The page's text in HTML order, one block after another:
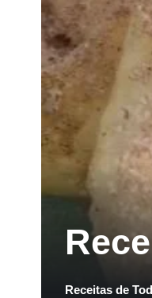
Receitas de